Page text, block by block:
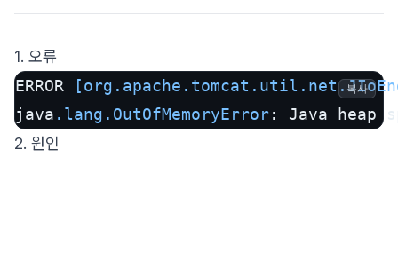
1. 오류
ERROR
java .lang .OutOfMemoryError: Java heap
복사
2. 원인